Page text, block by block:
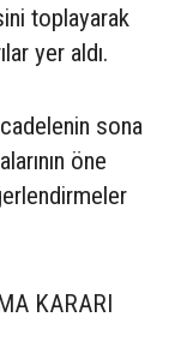
toplayarak
yer aldı.
sona
öne
KARARI